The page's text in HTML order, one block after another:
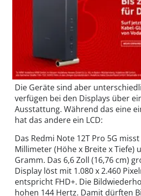
Die Geräte sind aber
verfügen bei den Displays über
Ausstattung. Während das eine
hat das andere ein LCD:
Das Redmi Note 12T Pro 5G misst
Millimeter (Höhe x Breite x Tiefe)
Gramm. Das 6,6 Zoll (16,76 cm)
Display löst mit 1.080 x 2.460
entspricht FHD+. Die
hohen 144 Hertz. Damit dürften